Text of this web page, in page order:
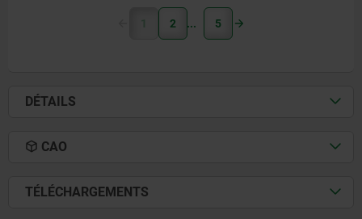
1 2 5
DÉTAILS
CAO
TÉLÉCHARGEMENTS